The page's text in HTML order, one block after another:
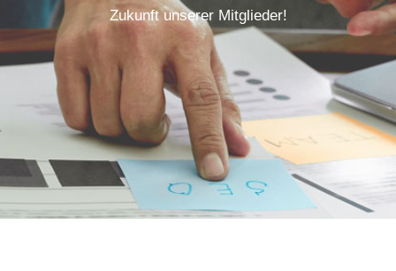
Zukunft unserer Mitglieder!